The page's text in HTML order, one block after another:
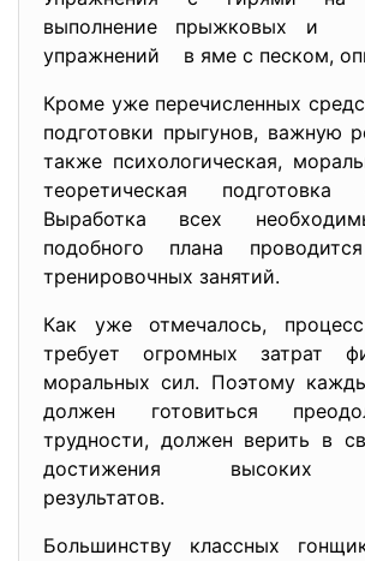
выполнение прыжковых
упражнений в яме с песком,
Кроме уже перечисленных
подготовки прыгунов, важную
также психологическая,
теоретическая подготовка
Выработка всех
подобного плана
тренировочных занятий.
Как уже отмечалось,
требует огромных затрат
моральных сил. Поэтому
должен готовиться
трудности, должен верить в
достижения высоких
результатов.
Большинству классных